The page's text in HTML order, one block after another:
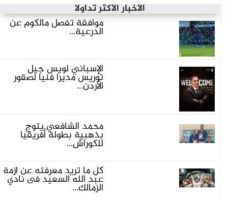
الأخبار الأكثر تداولاً
موافقة تفصل مالكوم عن
الدرعية...
الإسباني لويس جيل
توريس مديرا فنيا لصقور
الأردن...
محمد الشافعي يتوج
بذهبية بطولة أفريقيا
للكوراش...
كل ما تريد معرفته عن أزمة
عبد الله السعيد فى نادي
الزمالك...